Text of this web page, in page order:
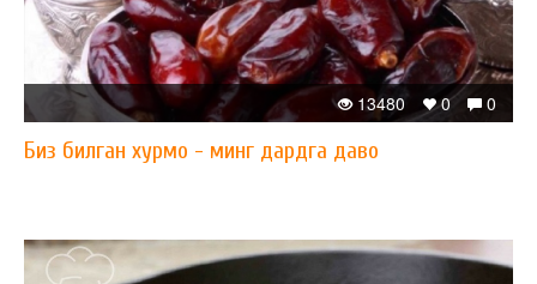
0
0
13480
Биз билган хурмо - минг дардга даво